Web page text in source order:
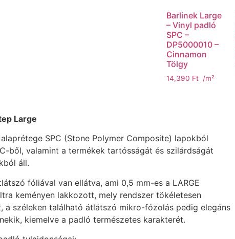
Barlinek Large
– Vinyl padló
SPC –
DP5000010 –
Cinnamon
Tölgy
14,390 Ft /m²
Large
SPC (Stone Polymer Composite) lapokból
ből, valamint a termékek tartósságát és szilárdságát
áll.
fóliával van ellátva, ami 0,5 mm-es a LARGE
keményen lakkozott, mely rendszer tökéletesen
a széleken található átlátszó mikro-fózolás pedig elegáns
kiemelve a padló természetes karakterét.